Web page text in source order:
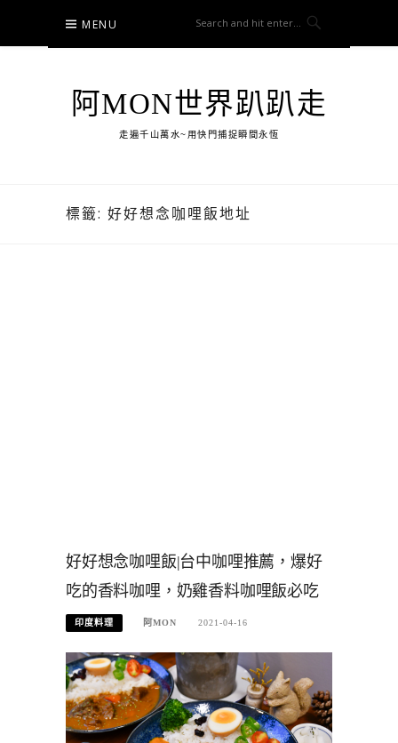
content
MENU
阿MON世界趴趴走
走遍千山萬水~用快門捕捉瞬間永恆
標籤: 好好想念咖哩飯地址
好好想念咖哩飯|台中咖哩推薦，爆好
吃的香料咖哩，奶雞香料咖哩飯必吃
印度料理 阿MON 2021-04-16